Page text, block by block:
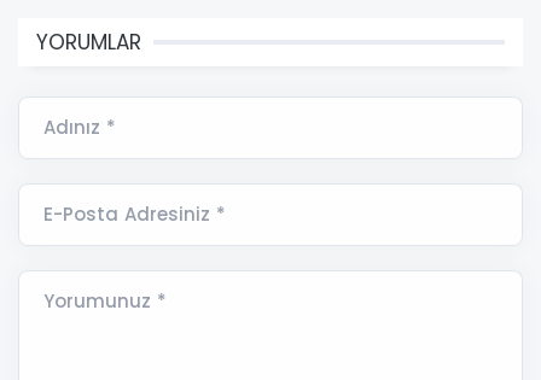
YORUMLAR
Adınız *
E-Posta Adresiniz *
Yorumunuz *